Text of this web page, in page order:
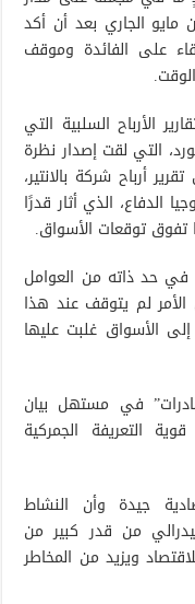
الجاري بعد أن أكد
على الفائدة وموقف
الأرباح السلبية التي
التي لقت إصدار نظرة
2025 علاوة على تقرير أرباح شركة بالانتير،
الدفاع، الذي أثار قدرًا
تفوق توقعات الأسواق.
في حد ذاته من العوامل
الأمر لم يتوقف عند هذا
الأسواق غلبت عليها
في مستهل بيان
التعريفة الجمركية
جيدة وأن النشاط
من قدر كبير من
ويزيد من المخاطر